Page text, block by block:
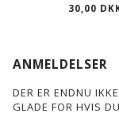
30,00
ANMELDELSER
DER ER ENDNU
GLADE FOR HVIS